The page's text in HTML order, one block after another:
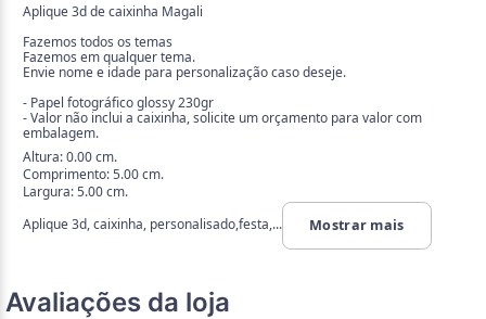
Aplique 3d de caixinha Magali
Fazemos todos os temas
Fazemos em qualquer tema.
Envie nome e idade para personalização caso deseje.
- Papel fotográfico glossy 230gr
- Valor não inclui a caixinha, solicite um orçamento para valor com
embalagem.
Altura: 0.00 cm.
Comprimento: 5.00 cm.
Largura: 5.00 cm.
Aplique 3d, caixinha, personalisado,festa,...
Mostrar mais
Avaliações da loja